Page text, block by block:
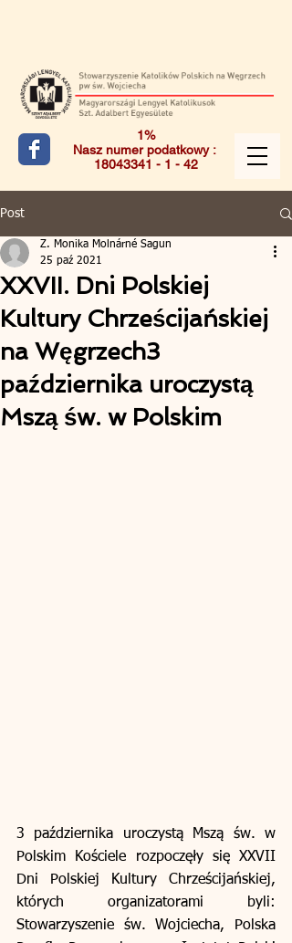
1%
Nasz numer podatkowy :
18043341 - 1 - 42
Post
XXVII. Dni Polskiej
Kultury Chrześcijańskiej
na Węgrzech3
października uroczystą
Mszą św. w Polskim
Z. Monika Molnárné Sagun
25 paź 2021
3 października uroczystą Mszą św. w
Polskim Kościele rozpoczęły się XXVII
Dni Polskiej Kultury Chrześcijańskiej,
których organizatorami byli:
Stowarzyszenie św. Wojciecha, Polska